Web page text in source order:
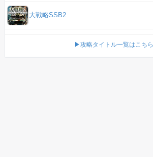
大戦略SSB2
▶攻略タイトル一覧はこちら